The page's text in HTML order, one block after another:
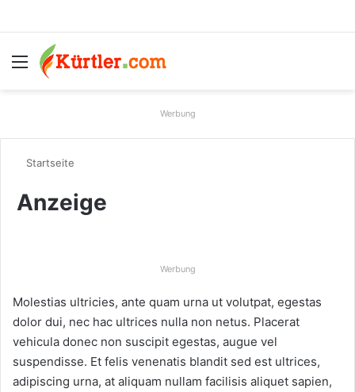
Menü
Werbung
Startseite
Anzeige
Werbung
Molestias ultricies, ante quam urna ut volutpat, egestas
dolor dui, nec hac ultrices nulla non netus. Placerat
vehicula donec non suscipit egestas, augue vel
suspendisse. Et felis venenatis blandit sed est ultrices,
adipiscing urna, at aliquam nullam facilisis aliquet sapien,